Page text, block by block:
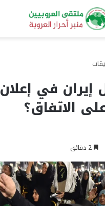
إيران في إعلان
الاتفاق؟